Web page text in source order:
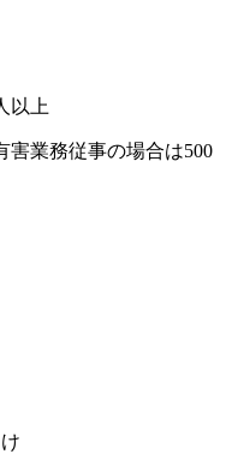
以上
害業務従事の場合は500